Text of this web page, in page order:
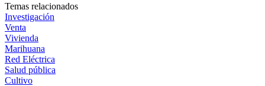
Temas relacionados
Investigación
Venta
Vivienda
Marihuana
Red Eléctrica
Salud pública
Cultivo